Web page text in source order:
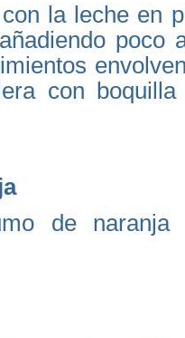
la leche en
poco
con
de